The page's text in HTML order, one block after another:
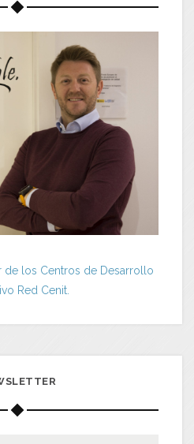
de los Centros de Desarrollo
Red Cenit.